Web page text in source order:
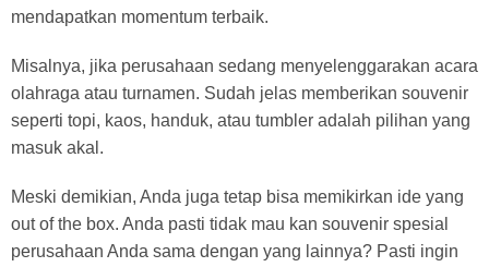
mendapatkan momentum terbaik.
Misalnya, jika perusahaan sedang menyelenggarakan acara
olahraga atau turnamen. Sudah jelas memberikan souvenir
seperti topi, kaos, handuk, atau tumbler adalah pilihan yang
masuk akal.
Meski demikian, Anda juga tetap bisa memikirkan ide yang
out of the box. Anda pasti tidak mau kan souvenir spesial
perusahaan Anda sama dengan yang lainnya? Pasti ingin